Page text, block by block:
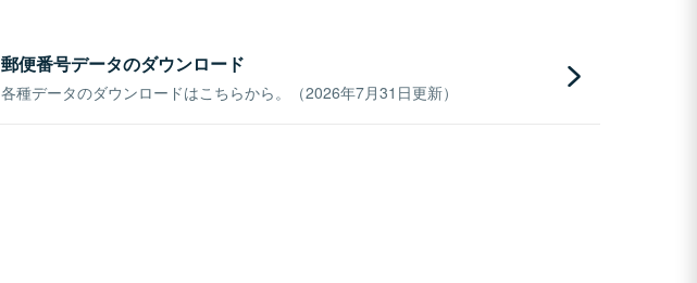
郵便番号データのダウンロード
各種データのダウンロードはこちらから。（2026年7月31日更新）